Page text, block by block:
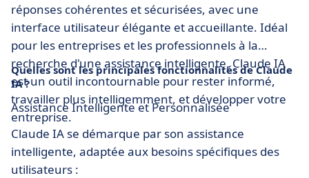
réponses cohérentes et sécurisées, avec une
interface utilisateur élégante et accueillante. Idéal
pour les entreprises et les professionnels à la
recherche d'une assistance intelligente, Claude IA
est un outil incontournable pour rester informé,
travailler plus intelligemment, et développer votre
entreprise.
Quelles sont les principales fonctionnalités de Claude
IA ?
Assistance Intelligente et Personnalisée
Claude IA se démarque par son assistance
intelligente, adaptée aux besoins spécifiques des
utilisateurs :